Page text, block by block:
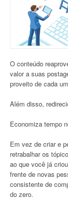
O conteúdo
valor a suas
proveito de cada
Além disso,
Economiza tempo
Em vez de criar e
retrabalhar os
ao que você já
frente de novas
consistente de
do zero.